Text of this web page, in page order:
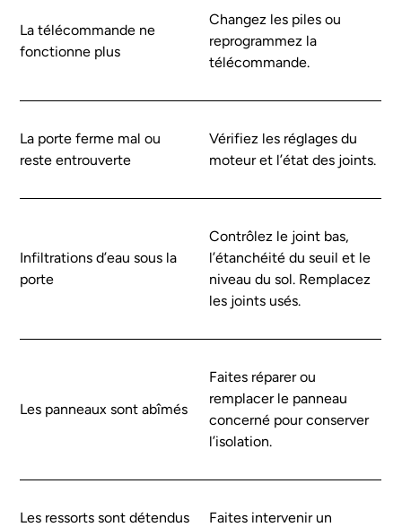
La télécommande ne
fonctionne plus
Changez les piles ou
reprogrammez la
télécommande.
La porte ferme mal ou
reste entrouverte
Vérifiez les réglages du
moteur et l’état des joints.
Infiltrations d’eau sous la
porte
Contrôlez le joint bas,
l’étanchéité du seuil et le
niveau du sol. Remplacez
les joints usés.
Les panneaux sont abîmés
Faites réparer ou
remplacer le panneau
concerné pour conserver
l’isolation.
Les ressorts sont détendus
Faites intervenir un